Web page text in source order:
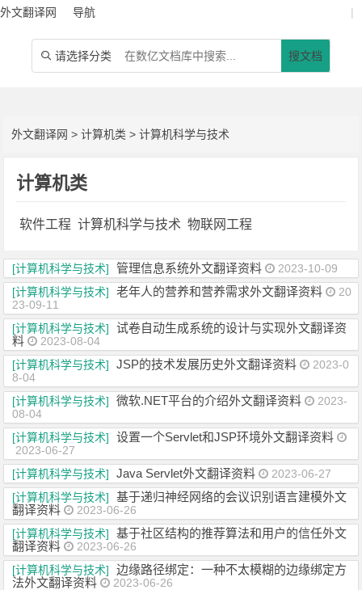
外文翻译网 导航 |
 请选择分类 搜文档
外文翻译网 >计算机类 >计算机科学与技术
计算机类
软件工程 计算机科学与技术 物联网工程
[计算机科学与技术] 管理信息系统外文翻译资料
2023-10-09
[计算机科学与技术]
老年人的营养和营养需求外文翻译资料
20
23-09-11
[计算机科学与技术]
试卷自动生成系统的设计与实现外文翻译资
料
2023-08-04
[计算机科学与技术]
JSP的技术发展历史外文翻译资料
2023-0
8-04
[计算机科学与技术]
微软.NET平台的介绍外文翻译资料
2023-
08-04
[计算机科学与技术]
设置一个Servlet和JSP环境外文翻译资料
2023-06-27
[计算机科学与技术]
Java Servlet外文翻译资料
2023-06-27
[计算机科学与技术]
基于递归神经网络的会议识别语言建模外文
翻译资料
2023-06-26
[计算机科学与技术]
基于社区结构的推荐算法和用户的信任外文
翻译资料
2023-06-26
[计算机科学与技术]
边缘路径绑定：一种不太模糊的边缘绑定方
法外文翻译资料
2023-06-26